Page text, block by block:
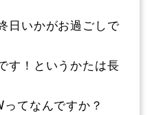
日いかがお過ごしで
す！というかたは長
てなんですか？